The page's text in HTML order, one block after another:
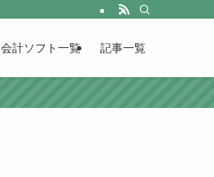
会計ソフト一覧 記事一覧